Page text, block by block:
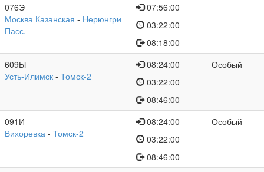
076Э
Москва Казанская - Нерюнгри
Пасс.
07:56:00
03:22:00
08:18:00
609Ы
Усть-Илимск - Томск-2
08:24:00
03:22:00
08:46:00
Особый
091И
Вихоревка - Томск-2
08:24:00
03:22:00
08:46:00
Особый